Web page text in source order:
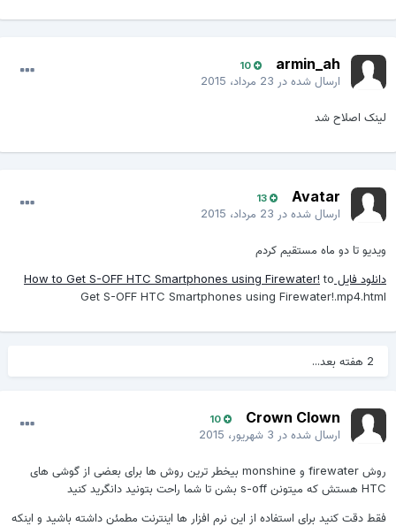
armin_ah
10
ارسال شده در23 مرداد، 2015
لینک اصلاح شد
Avatar
13
ارسال شده در23 مرداد، 2015
ویدیو تا دو ماه مستقیم کردم
دانلود فایل How to Get S-OFF HTC Smartphones using Firewater! to
Get S-OFF HTC Smartphones using Firewater!.mp4.html
Crown Clown
10
ارسال شده در3 شهریور، 2015
روش firewater و monshine بیخطر ترین روش ها برای بعضی از گوشی های
HTC هستش که میتونن s-off بشن تا شما راحت بتونید دانگرید کنید
فقط دقت کنید برای استفاده از این نرم افزار ها اینترنت مطمئن داشته باشید و اینکه